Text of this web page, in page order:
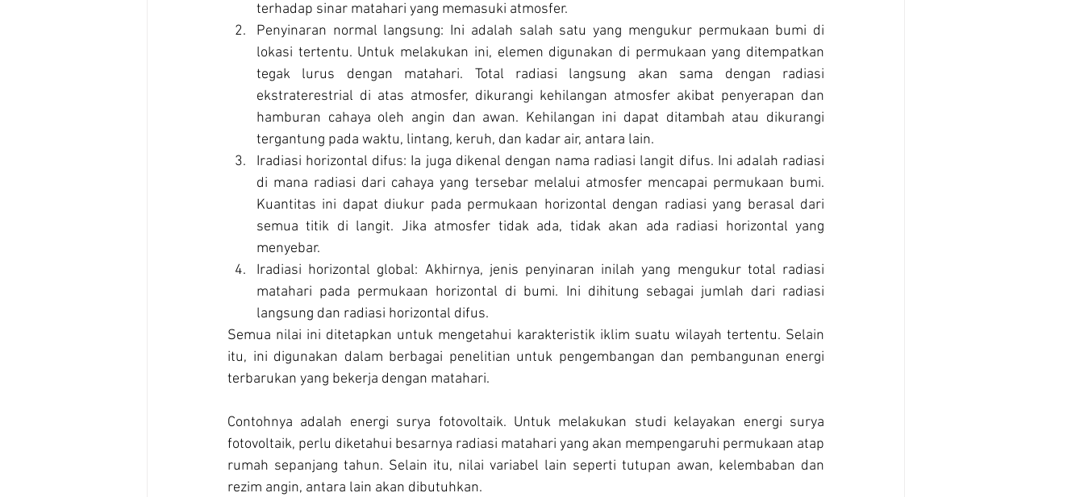
terhadap sinar matahari yang memasuki atmosfer.
Penyinaran normal langsung: Ini adalah salah satu yang mengukur permukaan bumi di
lokasi tertentu. Untuk melakukan ini, elemen digunakan di permukaan yang ditempatkan
tegak lurus dengan matahari. Total radiasi langsung akan sama dengan radiasi
ekstraterestrial di atas atmosfer, dikurangi kehilangan atmosfer akibat penyerapan dan
hamburan cahaya oleh angin dan awan. Kehilangan ini dapat ditambah atau dikurangi
tergantung pada waktu, lintang, keruh, dan kadar air, antara lain.
Iradiasi horizontal difus: Ia juga dikenal dengan nama radiasi langit difus. Ini adalah radiasi
di mana radiasi dari cahaya yang tersebar melalui atmosfer mencapai permukaan bumi.
Kuantitas ini dapat diukur pada permukaan horizontal dengan radiasi yang berasal dari
semua titik di langit. Jika atmosfer tidak ada, tidak akan ada radiasi horizontal yang
menyebar.
Iradiasi horizontal global: Akhirnya, jenis penyinaran inilah yang mengukur total radiasi
matahari pada permukaan horizontal di bumi. Ini dihitung sebagai jumlah dari radiasi
langsung dan radiasi horizontal difus.
Semua nilai ini ditetapkan untuk mengetahui karakteristik iklim suatu wilayah tertentu. Selain
itu, ini digunakan dalam berbagai penelitian untuk pengembangan dan pembangunan energi
terbarukan yang bekerja dengan matahari.
Contohnya adalah energi surya fotovoltaik. Untuk melakukan studi kelayakan energi surya
fotovoltaik, perlu diketahui besarnya radiasi matahari yang akan mempengaruhi permukaan atap
rumah sepanjang tahun. Selain itu, nilai variabel lain seperti tutupan awan, kelembaban dan
rezim angin, antara lain akan dibutuhkan.